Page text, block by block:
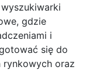
gdzie
i
się do
rynkowych oraz